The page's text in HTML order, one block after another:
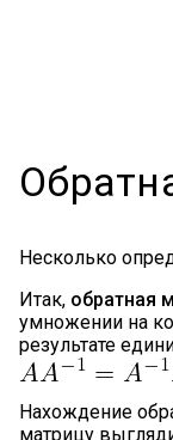
Несколько
Итак, обратная
умножении на
результате
Нахождение
матрицу